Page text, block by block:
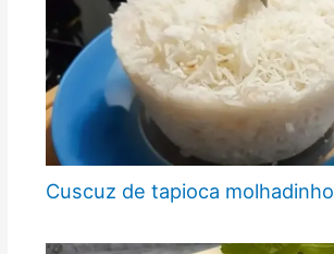
Cuscuz de tapioca molhadinho